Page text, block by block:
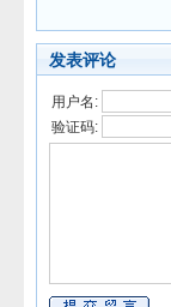
发表评论
用户名:
验证码: